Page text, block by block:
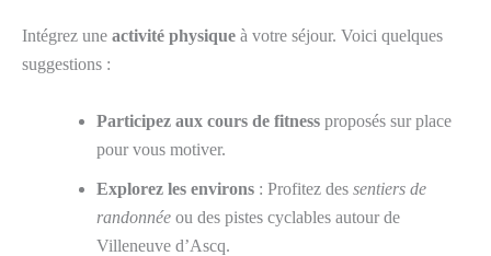
Intégrez une activité physique à votre séjour. Voici quelques
suggestions :
Participez aux cours de fitness proposés sur place
pour vous motiver.
Explorez les environs : Profitez des sentiers de
randonnée ou des pistes cyclables autour de
Villeneuve d’Ascq.